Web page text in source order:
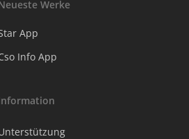
Werke
App
Info App